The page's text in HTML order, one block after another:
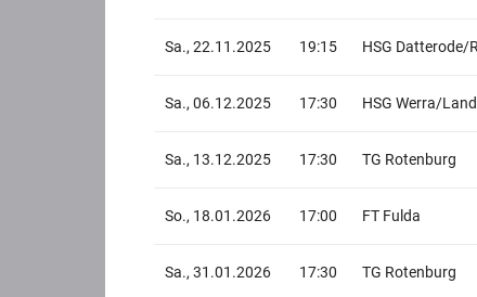
Sa., 22.11.2025 19:15 HSG Datterode/
Sa., 06.12.2025 17:30 HSG Werra/
Sa., 13.12.2025 17:30 TG Rotenburg
So., 18.01.2026 17:00 FT Fulda
Sa., 31.01.2026 17:30 TG Rotenburg